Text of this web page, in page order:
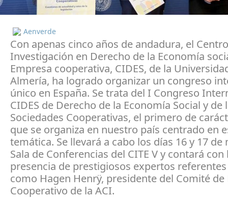
Aenverde
Con apenas cinco años de andadura, el
Investigación en Derecho de la Economía
Empresa cooperativa, CIDES, de la
Almería, ha logrado organizar un congreso
único en España. Se trata del I Congreso
CIDES de Derecho de la Economía Social y de
Sociedades Cooperativas, el primero de
que se organiza en nuestro país centrado en
temática. Se llevará a cabo los días 16 y 17 de
Sala de Conferencias del CITE V y contará con
presencia de prestigiosos expertos
como Hagen Henrÿ, presidente del Comité de
Cooperativo de la ACI.